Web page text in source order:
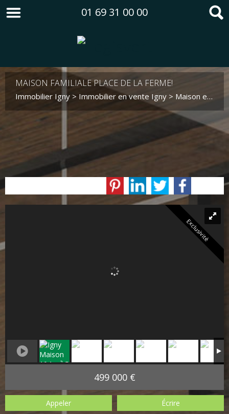
01 69 31 00 00
MAISON FAMILIALE PLACE DE LA FERME!
Immobilier Igny > Immobilier en vente Igny > Maison en vente Igny
Exclusivité
499 000 €
Appeler Écrire